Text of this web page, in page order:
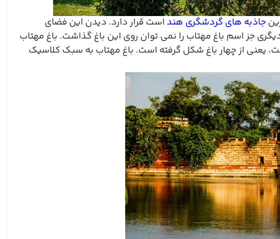
جاذبه های گردشگری هند است قرار دارد. دیدن این فضای
جز اسم باغ مهتاب را نمی توان روی این باغ گذاشت. باغ مهتاب
یعنی از چهار باغ شکل گرفته است. باغ مهتاب به سبک کلاسیک